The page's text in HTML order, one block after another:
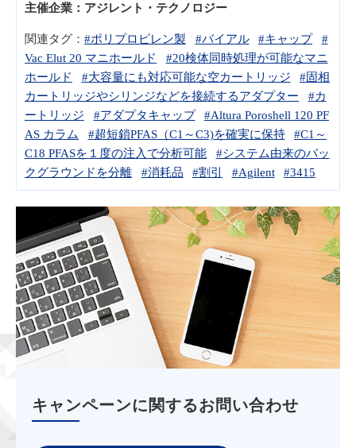
主催企業： アジレント・テクノロジー
関連タグ： #ポリプロピレン製 #バイアル #キャップ
#
Vac Elut 20 マニホールド
#20検体同時処理が可能なマニ
ホールド
#大容量にも対応可能な空カートリッジ
#固相
カートリッジやシリンジなどを接続するアダプター
#カ
ートリッジ
#アダプタキャップ
#Altura Poroshell 120 PF
AS カラム
#超短鎖PFAS（C1～C3)を確実に保持
#C1～
C18 PFASを１度の注入で分析可能
#システム由来のバッ
クグラウンドを分離
#消耗品 #割引 #Agilent #3415
キャンペーンに関するお問い合わせ